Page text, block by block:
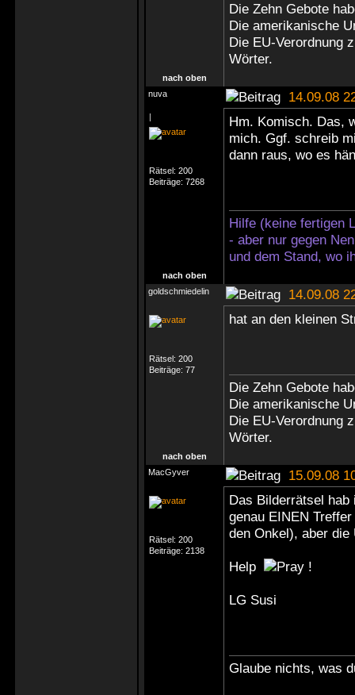
Die Zehn Gebote
Die amerikanische
Die EU-Verordnung
Wörter.
nach oben
nuva
14.09.08
|
Rätsel: 200
Beiträge: 7268
Hm. Komisch. Das,
mich. Ggf. schreib
dann raus, wo es
Hilfe (keine fertigen
- aber nur gegen
und dem Stand, wo
nach oben
goldschmiedelin
14.09.08
Rätsel: 200
Beiträge: 77
hat an den kleinen
Die Zehn Gebote
Die amerikanische
Die EU-Verordnung
Wörter.
nach oben
MacGyver
15.09.08
Rätsel: 200
Beiträge: 2138
Das Bilderrätsel
genau EINEN
den Onkel), aber
Help !
LG Susi
Glaube nichts, was